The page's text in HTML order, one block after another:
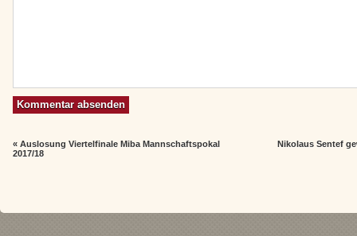
«Auslosung Viertelfinale Miba Mannschaftspokal
2017/18
Nikolaus Sentef